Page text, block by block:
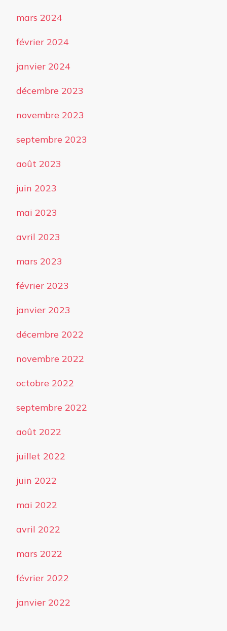
mars 2024
février 2024
janvier 2024
décembre 2023
novembre 2023
septembre 2023
août 2023
juin 2023
mai 2023
avril 2023
mars 2023
février 2023
janvier 2023
décembre 2022
novembre 2022
octobre 2022
septembre 2022
août 2022
juillet 2022
juin 2022
mai 2022
avril 2022
mars 2022
février 2022
janvier 2022